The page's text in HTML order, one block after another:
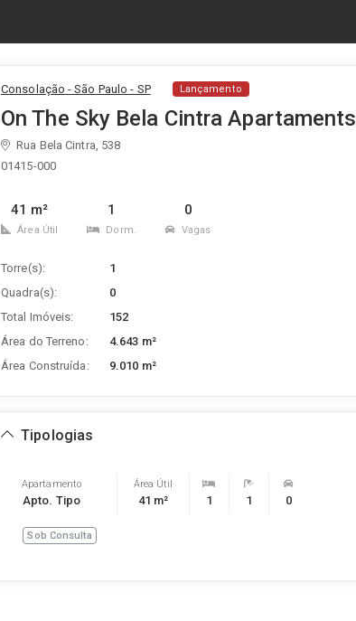
Consolação - São Paulo - SP Lançamento
On The Sky Bela Cintra Apartaments
Rua Bela Cintra, 538
01415-000
41 m²
Área Útil
1
Dorm.
0
Vagas
Torre(s):
1
Quadra(s):
0
Total Imóveis:
152
Área do Terreno:
4.643 m²
Área Construída:
9.010 m²
Tipologias
Apartamento
Apto. Tipo
Área Útil
41 m² 1 1 0
Sob Consulta